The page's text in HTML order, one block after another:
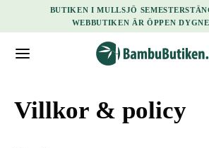
BUTIKEN I MULLSJÖ
WEBBUTIKEN ÄR ÖPPEN
Villkor & policy